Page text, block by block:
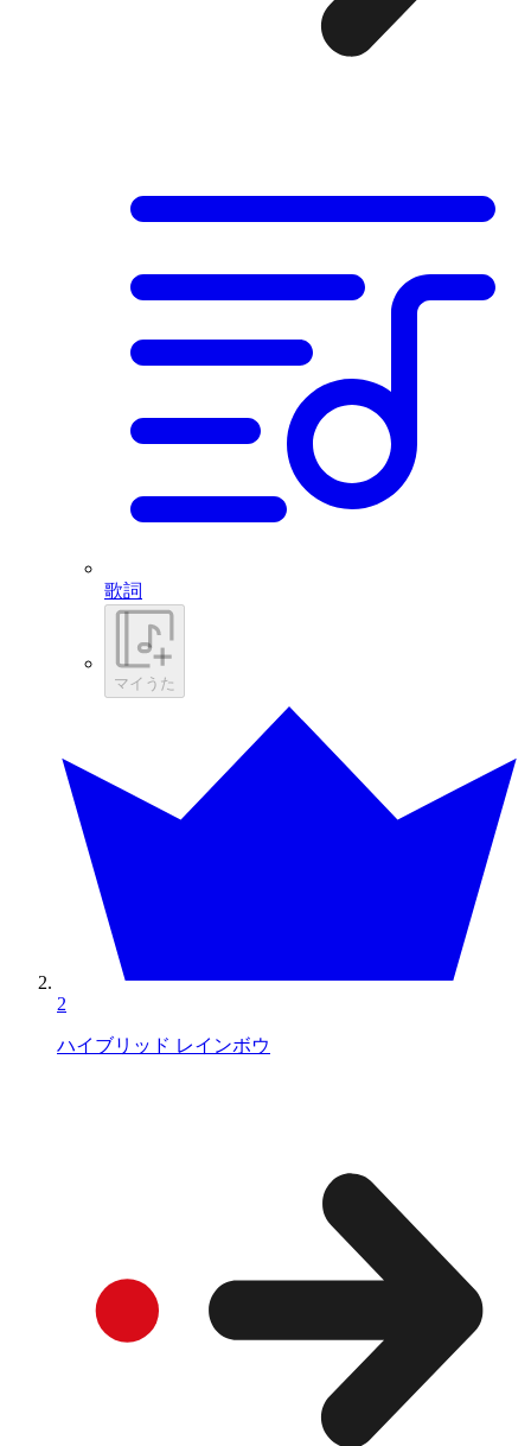
歌詞
マイうた
2
ハイブリッド レインボウ